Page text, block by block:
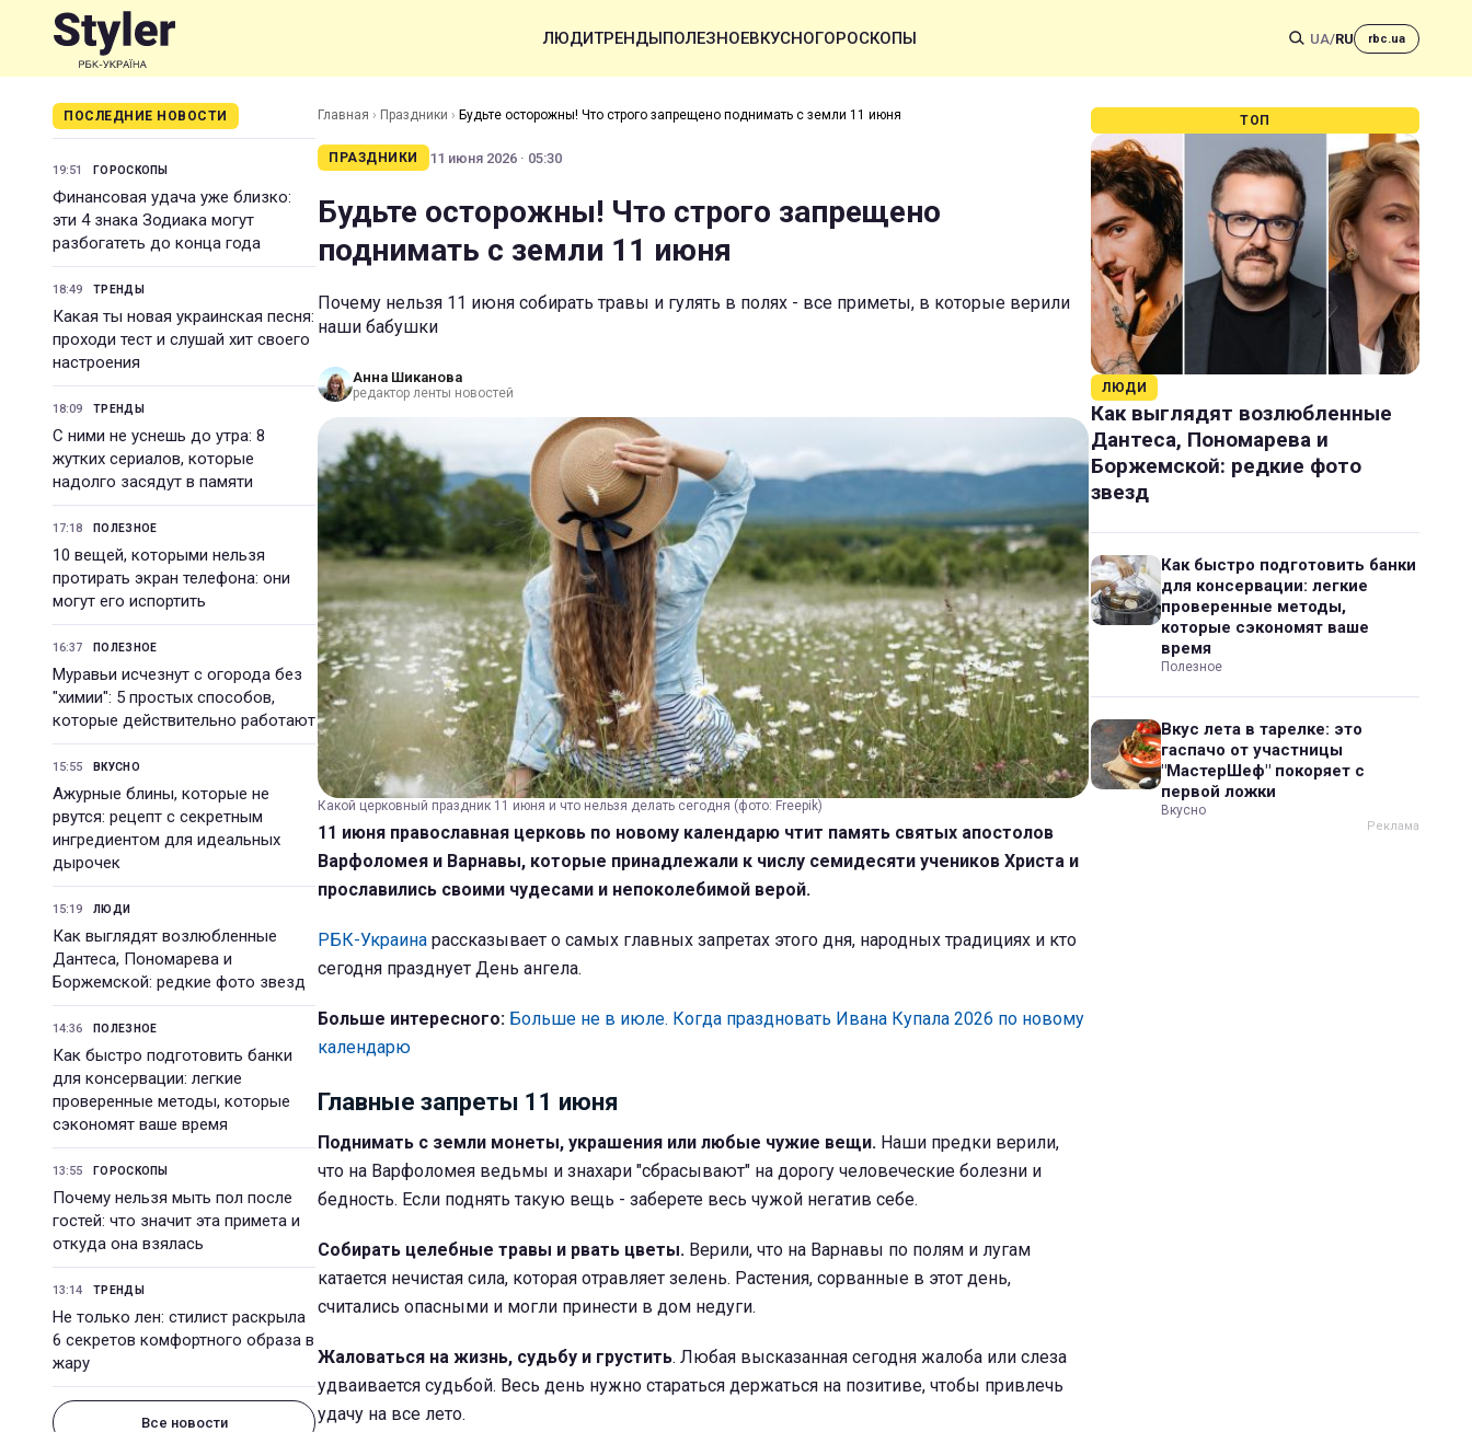
ЛЮДИТРЕНДЫПОЛЕЗНОЕВКУСНОГОРОСКОПЫ UA/RU rbc.ua
ПОСЛЕДНИЕ НОВОСТИ
19:51 ГОРОСКОПЫ
Финансовая удача уже близко:
эти 4 знака Зодиака могут
разбогатеть до конца года
18:49 ТРЕНДЫ
Какая ты новая украинская песня:
проходи тест и слушай хит своего
настроения
18:09 ТРЕНДЫ
С ними не уснешь до утра: 8
жутких сериалов, которые
надолго засядут в памяти
17:18 ПОЛЕЗНОЕ
10 вещей, которыми нельзя
протирать экран телефона: они
могут его испортить
16:37 ПОЛЕЗНОЕ
Муравьи исчезнут с огорода без
"химии": 5 простых способов,
которые действительно работают
15:55 ВКУСНО
Ажурные блины, которые не
рвутся: рецепт с секретным
ингредиентом для идеальных
дырочек
15:19 ЛЮДИ
Как выглядят возлюбленные
Дантеса, Пономарева и
Боржемской: редкие фото звезд
14:36 ПОЛЕЗНОЕ
Как быстро подготовить банки
для консервации: легкие
проверенные методы, которые
сэкономят ваше время
13:55 ГОРОСКОПЫ
Почему нельзя мыть пол после
гостей: что значит эта примета и
откуда она взялась
13:14 ТРЕНДЫ
Не только лен: стилист раскрыла
6 секретов комфортного образа в
жару
Все новости
Главная › Праздники › Будьте осторожны! Что строго запрещено поднимать с земли 11 июня
ПРАЗДНИКИ 11 июня 2026 · 05:30
Будьте осторожны! Что строго запрещено
поднимать с земли 11 июня
Почему нельзя 11 июня собирать травы и гулять в полях - все приметы, в которые верили
наши бабушки
Анна Шиканова
редактор ленты новостей
Какой церковный праздник 11 июня и что нельзя делать сегодня (фото: Freepik)
11 июня православная церковь по новому календарю чтит память святых апостолов
Варфоломея и Варнавы, которые принадлежали к числу семидесяти учеников Христа и
прославились своими чудесами и непоколебимой верой.
РБК-Украина рассказывает о самых главных запретах этого дня, народных традициях и кто
сегодня празднует День ангела.
Больше интересного: Больше не в июле. Когда праздновать Ивана Купала 2026 по новому
календарю
Главные запреты 11 июня
Поднимать с земли монеты, украшения или любые чужие вещи. Наши предки верили,
что на Варфоломея ведьмы и знахари "сбрасывают" на дорогу человеческие болезни и
бедность. Если поднять такую вещь - заберете весь чужой негатив себе.
Собирать целебные травы и рвать цветы. Верили, что на Варнавы по полям и лугам
катается нечистая сила, которая отравляет зелень. Растения, сорванные в этот день,
считались опасными и могли принести в дом недуги.
Жаловаться на жизнь, судьбу и грустить. Любая высказанная сегодня жалоба или слеза
удваивается судьбой. Весь день нужно стараться держаться на позитиве, чтобы привлечь
удачу на все лето.
ТОП
ЛЮДИ
Как выглядят возлюбленные
Дантеса, Пономарева и
Боржемской: редкие фото
звезд
Как быстро подготовить банки
для консервации: легкие
проверенные методы,
которые сэкономят ваше
время
Полезное
Вкус лета в тарелке: это
гаспачо от участницы
"МастерШеф" покоряет с
первой ложки
Вкусно